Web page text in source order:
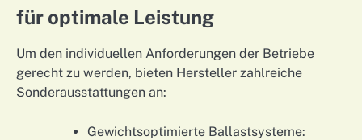
für optimale Leistung
Um den individuellen Anforderungen der Betriebe
gerecht zu werden, bieten Hersteller zahlreiche
Sonderausstattungen an:
Gewichtsoptimierte Ballastsysteme: